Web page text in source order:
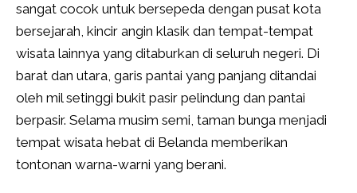
sangat cocok untuk bersepeda dengan pusat kota
bersejarah, kincir angin klasik dan tempat-tempat
wisata lainnya yang ditaburkan di seluruh negeri. Di
barat dan utara, garis pantai yang panjang ditandai
oleh mil setinggi bukit pasir pelindung dan pantai
berpasir. Selama musim semi, taman bunga menjadi
tempat wisata hebat di Belanda memberikan
tontonan warna-warni yang berani.